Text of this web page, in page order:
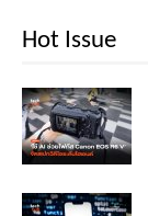
Hot Issue